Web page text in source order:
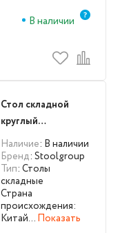
В наличии
Стол складной
круглый
Stoolgroup 150/74
YZ150
(УТ000002200)
Наличие: В наличии
Бренд: Stoolgroup
Тип: Столы
складные
Страна
происхождения:
Китай… Показать